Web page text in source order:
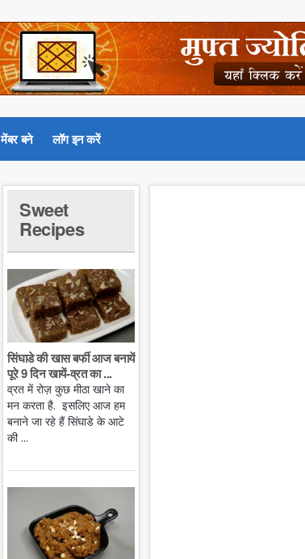
मेंबर बने लॉग इन करें
Sweet
Recipes
सिंघाडे की खास बर्फी आज बनायें
पूरे 9 दिन खायें-व्रत का ...
व्रत में रोज़ कुछ मीठा खाने का
मन करता है. इसलिए आज हम
बनाने जा रहे हैं सिंघाडे के आटे
की ...